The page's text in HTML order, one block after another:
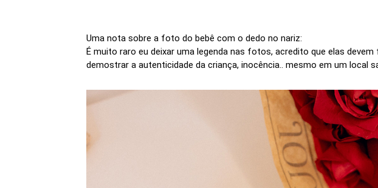
Uma nota sobre a foto do bebê com o dedo no nariz:
É muito raro eu deixar uma legenda nas fotos, acredito que elas
demostrar a autenticidade da criança, inocência.. mesmo em um local